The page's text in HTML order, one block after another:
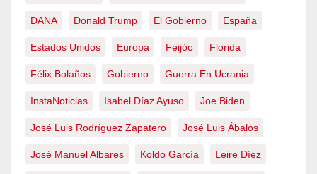
DANA Donald Trump El Gobierno España
Estados Unidos Europa Feijóo Florida
Félix Bolaños Gobierno Guerra En Ucrania
InstaNoticias Isabel Díaz Ayuso Joe Biden
José Luis Rodríguez Zapatero José Luis Ábalos
José Manuel Albares Koldo García Leire Díez